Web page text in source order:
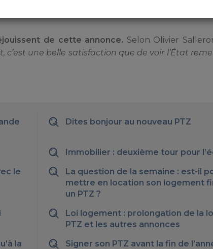
détendues. Les organisations professionnelles
de cette annonce. Selon Olivier
c’est une belle satisfaction que de voir l’État
Dites bonjour au nouveau PTZ
Immobilier : deuxième tour pour
le
La question de la semaine : est-il
mettre en location son logement
un PTZ ?
Loi logement : prolongation de la
PTZ et les autres annonces
la
Signer son PTZ avant la fin de